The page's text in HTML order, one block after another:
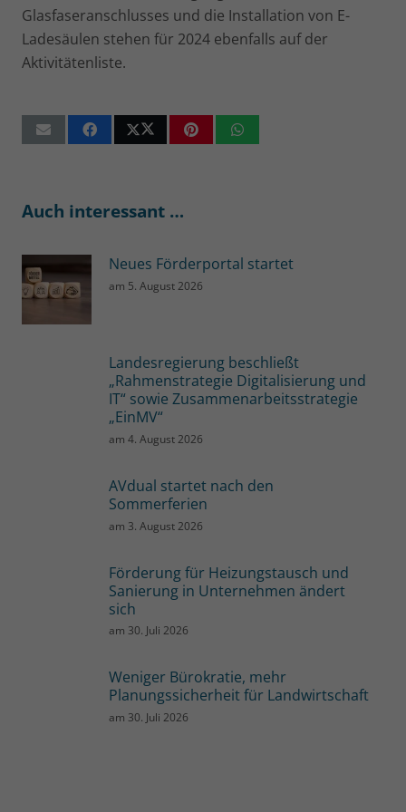
Glasfaseranschlusses und die Installation von E-
Ladesäulen stehen für 2024 ebenfalls auf der
Aktivitätenliste.
Auch interessant …
Neues Förderportal startet
am 5. August 2026
Landesregierung beschließt
„Rahmenstrategie Digitalisierung und
IT“ sowie Zusammenarbeitsstrategie
„EinMV“
am4. August 2026
AVdual startet nach den
Sommerferien
am 3. August 2026
Förderung für Heizungstausch und
Sanierung in Unternehmen ändert
sich
am 30. Juli 2026
Weniger Bürokratie, mehr
Planungssicherheit für Landwirtschaft
am 30. Juli 2026